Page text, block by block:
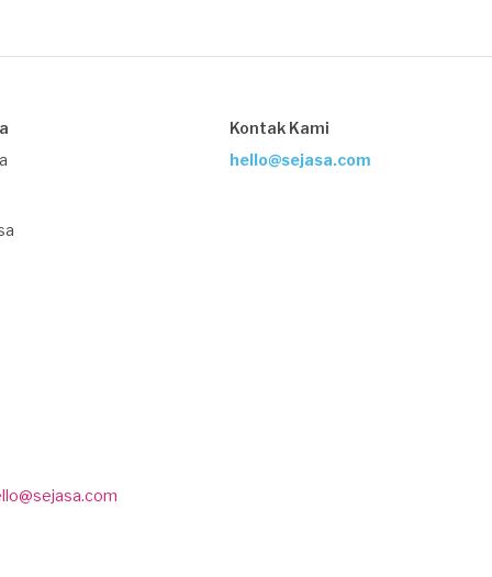
Kontak Kami
hello@sejasa.com